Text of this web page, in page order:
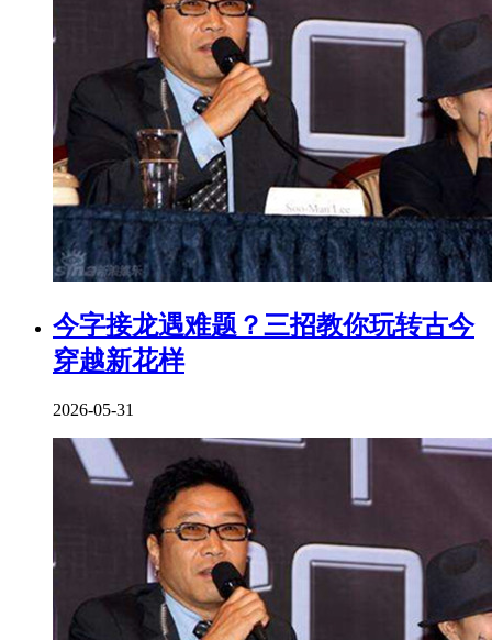
今字接龙遇难题？三招教你玩转古今
穿越新花样
2026-05-31